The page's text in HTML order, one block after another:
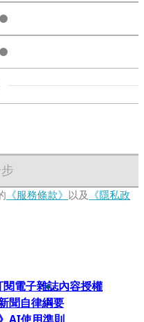
《服務條款》 以及 《隱私政
閱電子雜誌內容授權
聞自律綱要